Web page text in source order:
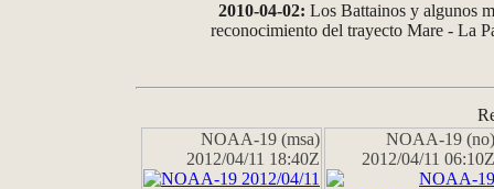
2010-04-02: Los Battainos y algunos
reconocimiento del trayecto Mare - La
NOAA-19 (msa)
2012/04/11 18:40Z
NOAA-19 (no)
2012/04/11 06:10Z